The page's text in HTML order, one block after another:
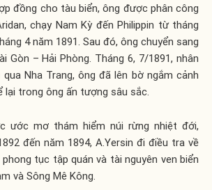
đồng cho tàu biển, ông được phân công
chạy Nam Kỳ đến Philippin từ tháng
4 năm 1891. Sau đó, ông chuyển sang
Gòn – Hải Phòng. Tháng 6, 7/1891, nhân
Nha Trang, ông đã lên bờ ngắm cảnh
lại trong ông ấn tượng sâu sắc.
ước mơ thám hiểm núi rừng nhiệt đới,
đến năm 1894, A.Yersin đi điều tra về
tục tập quán và tài nguyên ven biển
và Sông Mê Kông.